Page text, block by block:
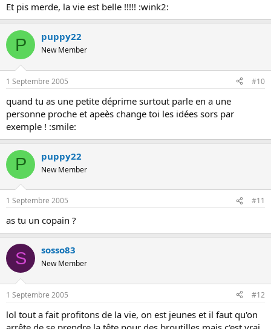
Et pis merde, la vie est belle !!!!! :wink2:
P puppy22
New Member
1 Septembre 2005 #10
quand tu as une petite déprime surtout parle en a une
personne proche et apeès change toi les idées sors par
exemple ! :smile:
P puppy22
New Member
1 Septembre 2005 #11
as tu un copain ?
S sosso83
New Member
1 Septembre 2005 #12
lol tout a fait profitons de la vie, on est jeunes et il faut qu'on